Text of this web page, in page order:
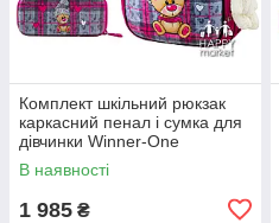
Комплект шкільний рюкзак
каркасний пенал і сумка для
дівчинки Winner-One
Ведмедик 6013
В наявності
1 985 ₴